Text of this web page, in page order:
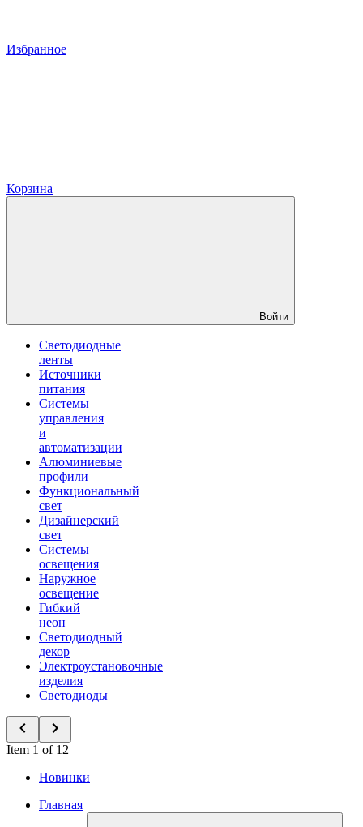
Избранное
Корзина
Войти
Светодиодные
ленты
Источники
питания
Системы
управления
и
автоматизации
Алюминиевые
профили
Функциональный
свет
Дизайнерский
свет
Системы
освещения
Наружное
освещение
Гибкий
неон
Светодиодный
декор
Электроустановочные
изделия
Светодиоды
Item 1 of 12
Новинки
Главная